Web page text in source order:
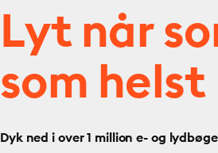
Lyt når
som helst
Dyk ned i over 1 million e- og